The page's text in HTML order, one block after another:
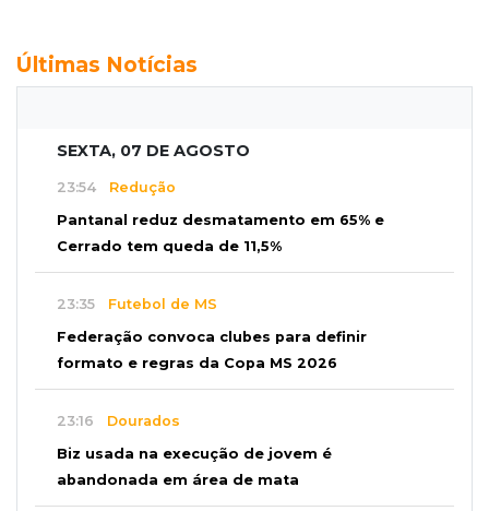
Últimas Notícias
SEXTA, 07 DE AGOSTO
23:54 Redução
Pantanal reduz desmatamento em 65% e
Cerrado tem queda de 11,5%
23:35 Futebol de MS
Federação convoca clubes para definir
formato e regras da Copa MS 2026
23:16 Dourados
Biz usada na execução de jovem é
abandonada em área de mata